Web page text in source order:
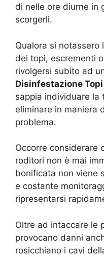
di nelle ore diurne in
scorgerli.
Qualora si
dei topi, escrementi
rivolgersi subito ad
Disinfestazione
sappia individuare la
eliminare in maniera
problema.
Occorre considerare
roditori non è mai
bonificata non viene
e costante
ripresentarsi
Oltre ad intaccare le
provocano danni
rosicchiano i cavi